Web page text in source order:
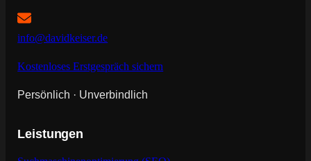
info@davidkeiser.de
Kostenloses Erstgespräch sichern
Persönlich · Unverbindlich
Leistungen